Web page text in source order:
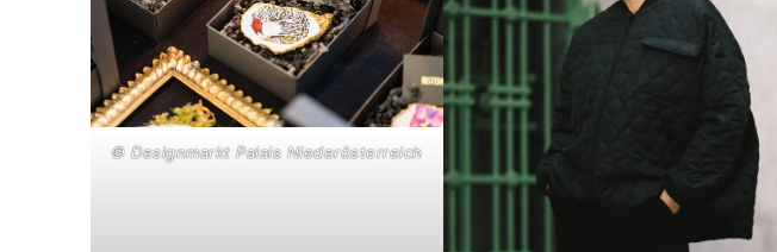
© Designmarkt Palais Niederösterreich